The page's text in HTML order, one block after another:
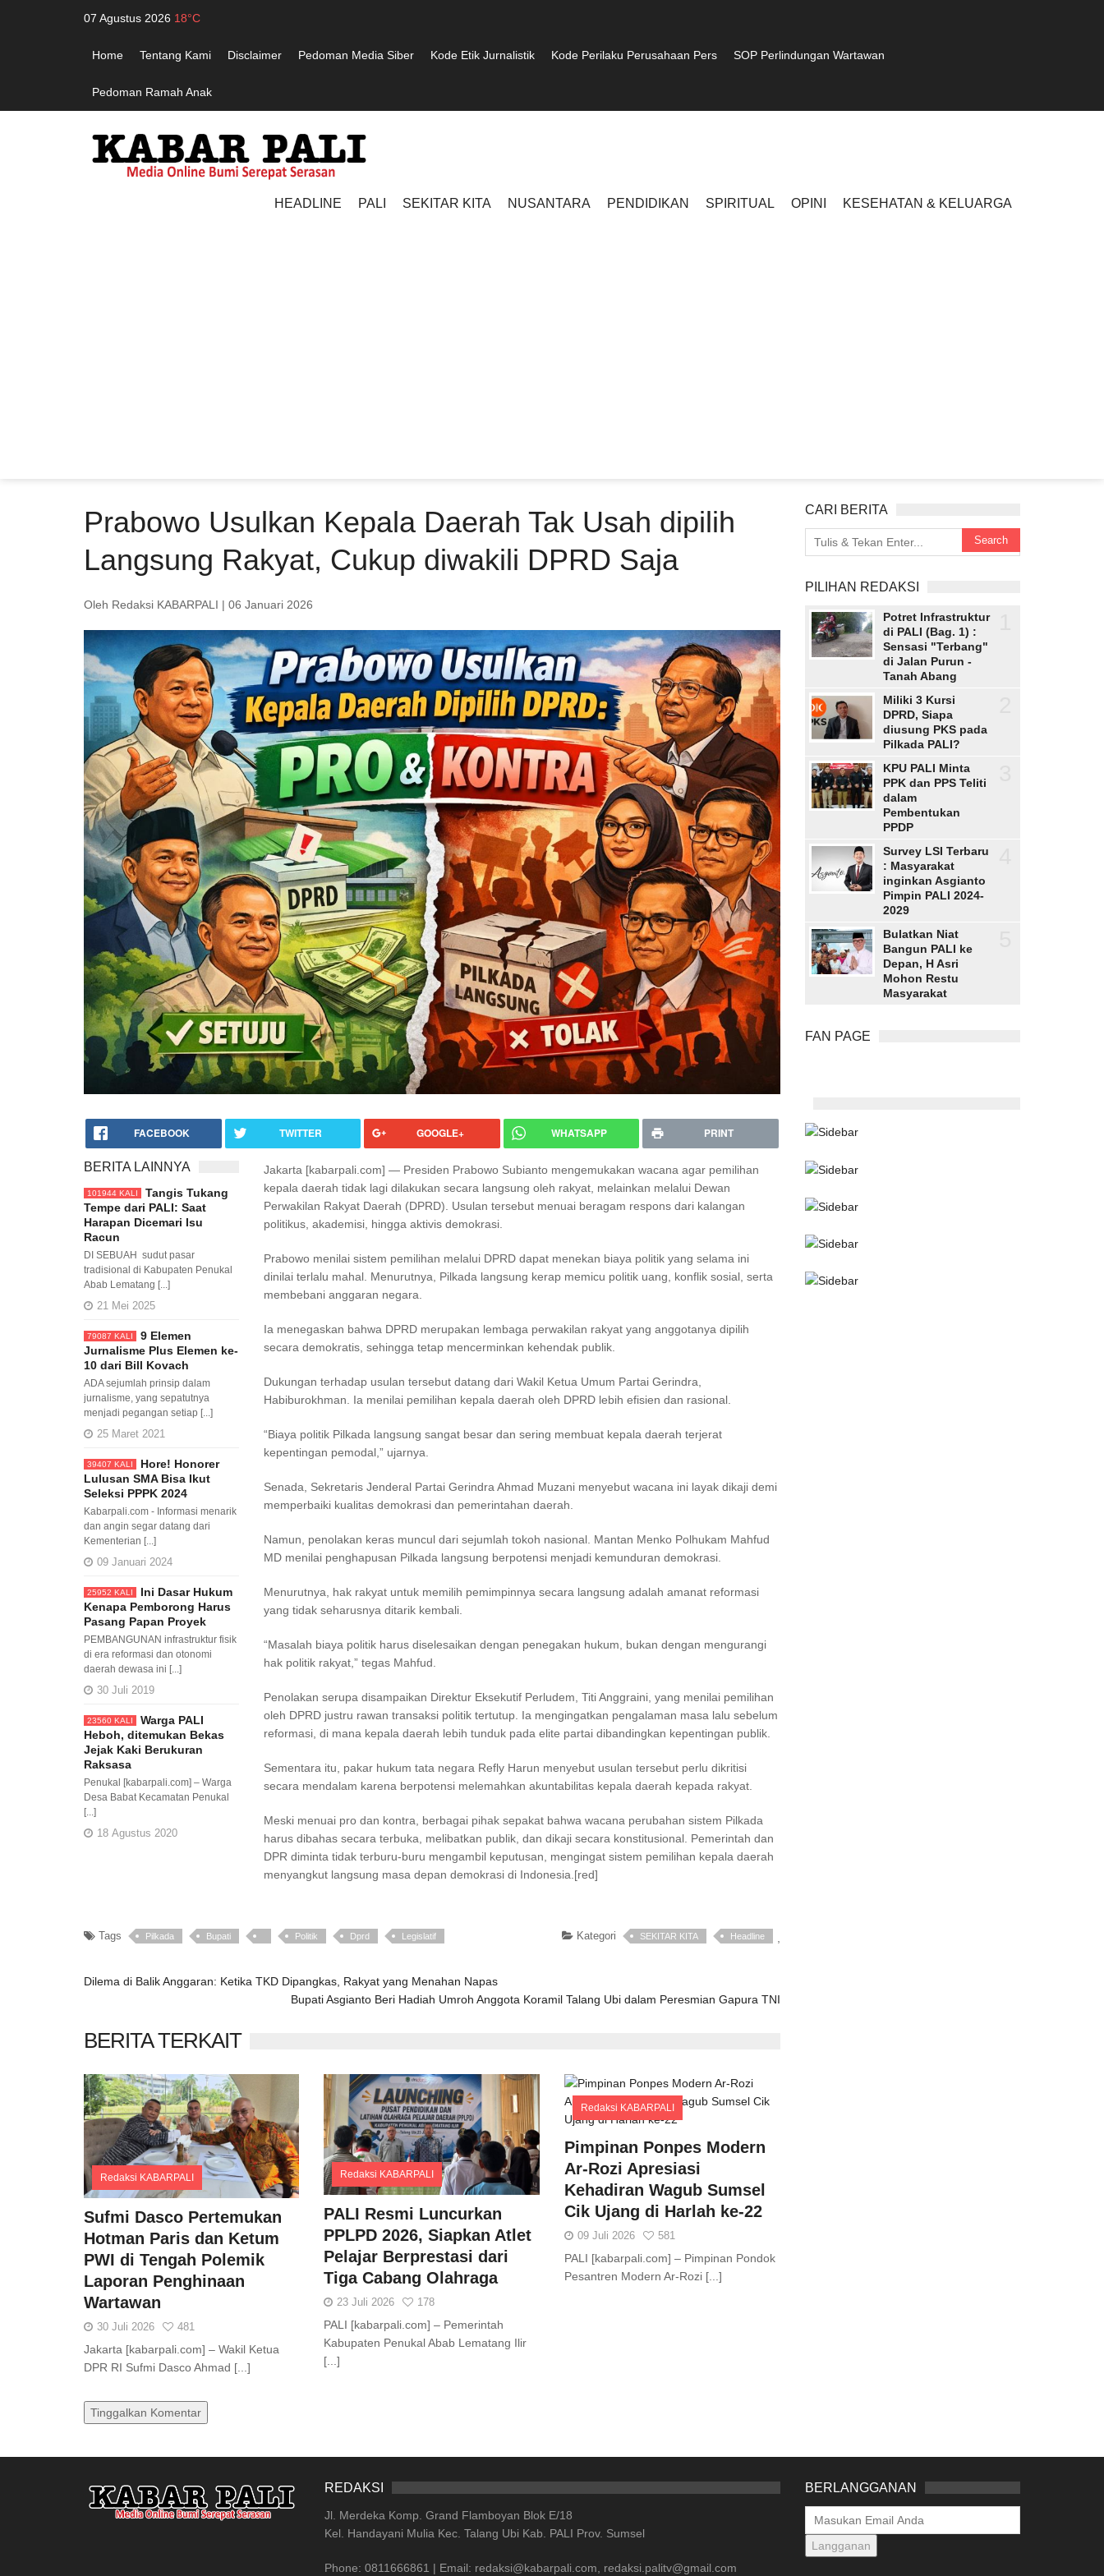
07 Agustus 2026 18°C
Home Tentang Kami Disclaimer Pedoman Media Siber Kode Etik Jurnalistik Kode Perilaku Perusahaan Pers SOP Perlindungan Wartawan
Pedoman Ramah Anak
HEADLINE PALI SEKITAR KITA NUSANTARA PENDIDIKAN SPIRITUAL OPINI KESEHATAN & KELUARGA
Prabowo Usulkan Kepala Daerah Tak Usah dipilih
Langsung Rakyat, Cukup diwakili DPRD Saja
Oleh Redaksi KABARPALI | 06 Januari 2026
FACEBOOK TWITTER GOOGLE+ WHATSAPP PRINT
BERITA LAINNYA
101944 KALI
Tangis Tukang
Tempe dari PALI: Saat
Harapan Dicemari Isu
Racun
DI SEBUAH sudut pasar
tradisional di Kabupaten Penukal
Abab Lematang [...]
21 Mei 2025
79087 KALI
9 Elemen
Jurnalisme Plus Elemen ke-
10 dari Bill Kovach
ADA sejumlah prinsip dalam
jurnalisme, yang sepatutnya
menjadi pegangan setiap [...]
25 Maret 2021
39407 KALI
Hore! Honorer
Lulusan SMA Bisa Ikut
Seleksi PPPK 2024
Kabarpali.com - Informasi menarik
dan angin segar datang dari
Kementerian [...]
09 Januari 2024
25952 KALI
Ini Dasar Hukum
Kenapa Pemborong Harus
Pasang Papan Proyek
PEMBANGUNAN infrastruktur fisik
di era reformasi dan otonomi
daerah dewasa ini [...]
30 Juli 2019
23560 KALI
Warga PALI
Heboh, ditemukan Bekas
Jejak Kaki Berukuran
Raksasa
Penukal [kabarpali.com] – Warga
Desa Babat Kecamatan Penukal
[...]
18 Agustus 2020
Jakarta [kabarpali.com] — Presiden Prabowo Subianto mengemukakan wacana agar pemilihan
kepala daerah tidak lagi dilakukan secara langsung oleh rakyat, melainkan melalui Dewan
Perwakilan Rakyat Daerah (DPRD). Usulan tersebut menuai beragam respons dari kalangan
politikus, akademisi, hingga aktivis demokrasi.
Prabowo menilai sistem pemilihan melalui DPRD dapat menekan biaya politik yang selama ini
dinilai terlalu mahal. Menurutnya, Pilkada langsung kerap memicu politik uang, konflik sosial, serta
membebani anggaran negara.
Ia menegaskan bahwa DPRD merupakan lembaga perwakilan rakyat yang anggotanya dipilih
secara demokratis, sehingga tetap mencerminkan kehendak publik.
Dukungan terhadap usulan tersebut datang dari Wakil Ketua Umum Partai Gerindra,
Habiburokhman. Ia menilai pemilihan kepala daerah oleh DPRD lebih efisien dan rasional.
“Biaya politik Pilkada langsung sangat besar dan sering membuat kepala daerah terjerat
kepentingan pemodal,” ujarnya.
Senada, Sekretaris Jenderal Partai Gerindra Ahmad Muzani menyebut wacana ini layak dikaji demi
memperbaiki kualitas demokrasi dan pemerintahan daerah.
Namun, penolakan keras muncul dari sejumlah tokoh nasional. Mantan Menko Polhukam Mahfud
MD menilai penghapusan Pilkada langsung berpotensi menjadi kemunduran demokrasi.
Menurutnya, hak rakyat untuk memilih pemimpinnya secara langsung adalah amanat reformasi
yang tidak seharusnya ditarik kembali.
“Masalah biaya politik harus diselesaikan dengan penegakan hukum, bukan dengan mengurangi
hak politik rakyat,” tegas Mahfud.
Penolakan serupa disampaikan Direktur Eksekutif Perludem, Titi Anggraini, yang menilai pemilihan
oleh DPRD justru rawan transaksi politik tertutup. Ia mengingatkan pengalaman masa lalu sebelum
reformasi, di mana kepala daerah lebih tunduk pada elite partai dibandingkan kepentingan publik.
Sementara itu, pakar hukum tata negara Refly Harun menyebut usulan tersebut perlu dikritisi
secara mendalam karena berpotensi melemahkan akuntabilitas kepala daerah kepada rakyat.
Meski menuai pro dan kontra, berbagai pihak sepakat bahwa wacana perubahan sistem Pilkada
harus dibahas secara terbuka, melibatkan publik, dan dikaji secara konstitusional. Pemerintah dan
DPR diminta tidak terburu-buru mengambil keputusan, mengingat sistem pemilihan kepala daerah
menyangkut langsung masa depan demokrasi di Indonesia.[red]
Tags Pilkada Bupati Politik Dprd Legislatif Kategori SEKITAR KITA Headline
Dilema di Balik Anggaran: Ketika TKD Dipangkas, Rakyat yang Menahan Napas
Bupati Asgianto Beri Hadiah Umroh Anggota Koramil Talang Ubi dalam Peresmian Gapura TNI
BERITA TERKAIT
Redaksi KABARPALI
Comments
Sufmi Dasco Pertemukan
Hotman Paris dan Ketum
PWI di Tengah Polemik
Laporan Penghinaan
Wartawan
30 Juli 2026 481
Jakarta [kabarpali.com] – Wakil Ketua
DPR RI Sufmi Dasco Ahmad [...]
Redaksi KABARPALI
Comments
PALI Resmi Luncurkan
PPLPD 2026, Siapkan Atlet
Pelajar Berprestasi dari
Tiga Cabang Olahraga
23 Juli 2026 178
PALI [kabarpali.com] – Pemerintah
Kabupaten Penukal Abab Lematang Ilir
[...]
Redaksi KABARPALI
Pimpinan Ponpes Modern
Ar-Rozi Apresiasi
Kehadiran Wagub Sumsel
Cik Ujang di Harlah ke-22
09 Juli 2026 581
PALI [kabarpali.com] – Pimpinan Pondok
Pesantren Modern Ar-Rozi [...]
Tinggalkan Komentar
CARI BERITA
PILIHAN REDAKSI
Potret Infrastruktur
di PALI (Bag. 1) :
Sensasi "Terbang"
di Jalan Purun -
Tanah Abang
Miliki 3 Kursi
DPRD, Siapa
diusung PKS pada
Pilkada PALI?
KPU PALI Minta
PPK dan PPS Teliti
dalam
Pembentukan
PPDP
Survey LSI Terbaru
: Masyarakat
inginkan Asgianto
Pimpin PALI 2024-
2029
Bulatkan Niat
Bangun PALI ke
Depan, H Asri
Mohon Restu
Masyarakat
FAN PAGE
REDAKSI
Jl. Merdeka Komp. Grand Flamboyan Blok E/18
Kel. Handayani Mulia Kec. Talang Ubi Kab. PALI Prov. Sumsel
Phone: 0811666861 | Email: redaksi@kabarpali.com, redaksi.palitv@gmail.com
BERLANGGANAN
Langganan